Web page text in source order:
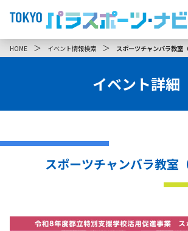
HOME ＞ イベント情報検索 ＞ スポーツチャンバラ教室
イベント詳細
スポーツチャンバラ教室